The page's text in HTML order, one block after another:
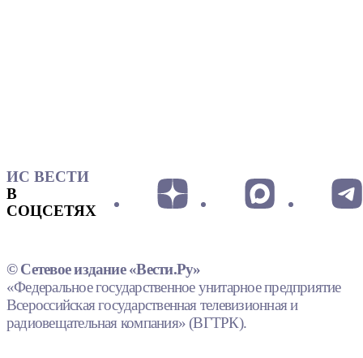
ИС ВЕСТИ
В
СОЦСЕТЯХ
© Сетевое издание «Вести.Ру»
«Федеральное государственное унитарное предприятие
Всероссийская государственная телевизионная и
радиовещательная компания» (ВГТРК).